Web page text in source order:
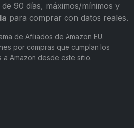
90 días, máximos/mínimos y
para comprar con datos reales.
de Afiliados de Amazon EU.
por compras que cumplan los
a Amazon desde este sitio.